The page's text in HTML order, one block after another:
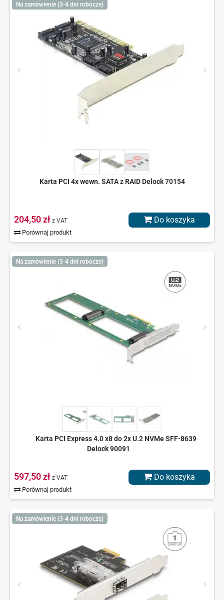
Na zamówienie (3-4 dni robocze)
Karta PCI 4x wewn. SATA z RAID Delock 70154
204,50 zł z VAT
Porównaj produkt
Do koszyka
Na zamówienie (3-4 dni robocze)
Karta PCI Express 4.0 x8 do 2x U.2 NVMe SFF-8639
Delock 90091
597,50 zł z VAT
Porównaj produkt
Do koszyka
Na zamówienie (3-4 dni robocze)